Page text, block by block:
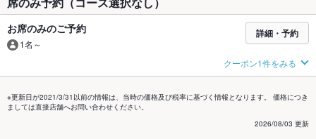
お席のみのご予約
1名～
詳細・予約
クーポン1件をみる
※更新日が2021/3/31以前の情報は、当時の価格及び税率に基づく情報となります。 価格につき
ましては直接店舗へお問い合わせください。
2026/08/03 更新